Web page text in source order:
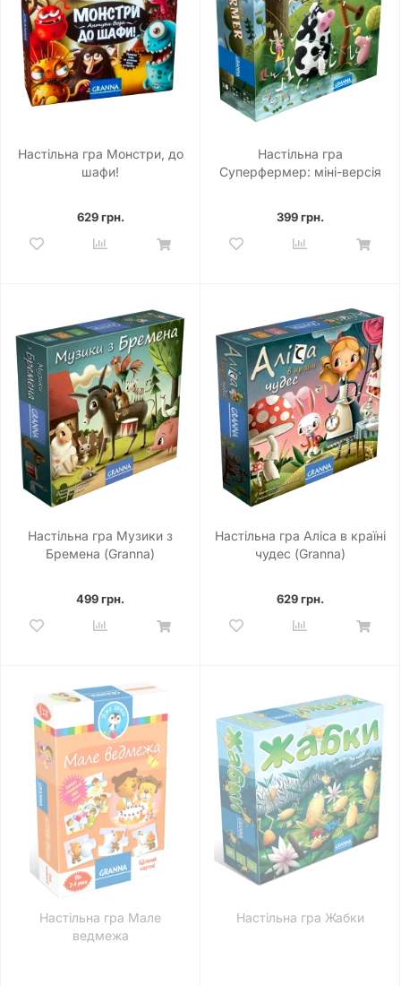
Настільна гра Монстри, до
шафи!
629 грн.
Настільна гра
Суперфермер: міні-версія
399 грн.
Настільна гра Музики з
Бремена (Granna)
499 грн.
Настільна гра Аліса в країні
чудес (Granna)
629 грн.
Настільна гра Мале
ведмежа
Настільна гра Жабки